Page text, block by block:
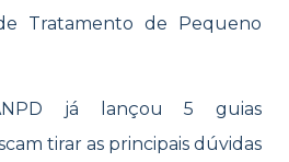
Tratamento de Pequeno
já lançou 5 guias
tirar as principais dúvidas